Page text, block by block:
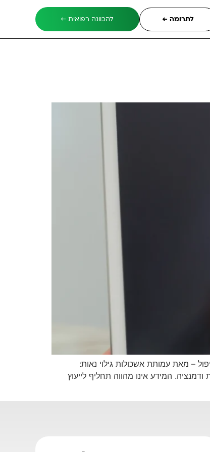
לתרומה ← להכוונה רפואית ←
– מאת עמותת אשכולות גילוי נאות:
המידע אינו מהווה תחליף לייעוץ